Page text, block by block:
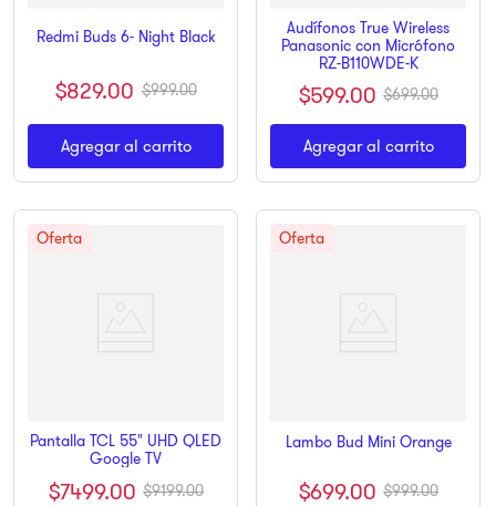
Redmi Buds 6- Night Black
$829.00 $999.00
Agregar al carrito
Audífonos True Wireless
Panasonic con Micrófono
RZ-B110WDE-K
$599.00 $699.00
Agregar al carrito
Pantalla TCL 55" UHD QLED
Google TV
$7499.00 $9199.00
Lambo Bud Mini Orange
$699.00 $999.00